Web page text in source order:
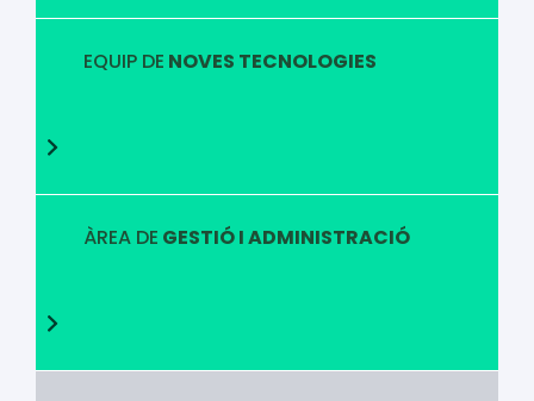
EQUIP DE NOVES TECNOLOGIES
ÀREA DE GESTIÓ I ADMINISTRACIÓ